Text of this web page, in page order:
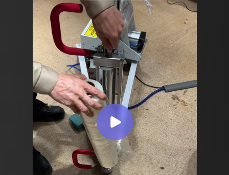
Необходимое питание 2-х видов:
1. Пневматика – давление 6-8 Атм (расход воздуха минимальный,